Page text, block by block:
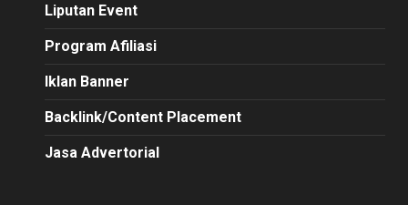
Liputan Event
Program Afiliasi
Iklan Banner
Backlink/Content Placement
Jasa Advertorial